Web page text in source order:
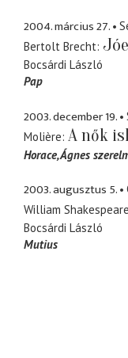
2004. március 27.
Bertolt Brecht
Bocsárdi László
Pap
2003. december 19.
Molière A nők
Horace Ágnes
2003. augusztus 5.
William Shakespeare
Bocsárdi László
Mutius